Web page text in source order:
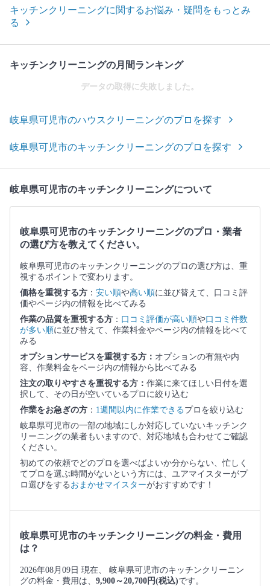
キッチンクリーニングに関するお悩み・疑問をもっとみ
る
キッチンクリーニングの月間ランキング
データの取得に失敗しました。
岐阜県可児市のハウスクリーニングのプロを探す
岐阜県可児市のキッチンクリーニングのプロを探す
岐阜県可児市のキッチンクリーニングについて
岐阜県可児市のキッチンクリーニングのプロ・業者
の選び方を教えてください。
岐阜県可児市のキッチンクリーニングのプロの選び方は、重
視するポイントで変わります。
価格を重視する方 ： 安い順や高い順に並び替えて、口コミ評
価やページ内の情報を比べてみる
作業の品質を重視する方 ： 口コミ評価が高い順や口コミ件数
が多い順に並び替えて、作業料金やページ内の情報を比べて
みる
オプションサービスを重視する方： オプションの有無や内
容、作業料金をページ内の情報から比べてみる
注文の取りやすさを重視する方： 作業に来てほしい日付を選
択して、その日が空いているプロに絞り込む
作業をお急ぎの方 ： 1週間以内に作業できるプロを絞り込む
岐阜県可児市の一部の地域にしか対応していないキッチンク
リーニングの業者もいますので、対応地域も合わせてご確認
ください。
初めての依頼でどのプロを選べばよいか分からない、忙しく
てプロを選ぶ時間がないという方には、ユアマイスターがプ
ロ選びをする おまかせマイスターがおすすめです！
岐阜県可児市のキッチンクリーニングの料金・費用
は？
2026年08月09日 現在、 岐阜県可児市のキッチンクリーニン
グの料金・費用は、 9,900～20,700円(税込)です。